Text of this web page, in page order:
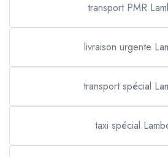
transport PMR
livraison urgente
transport spécial
taxi spécial